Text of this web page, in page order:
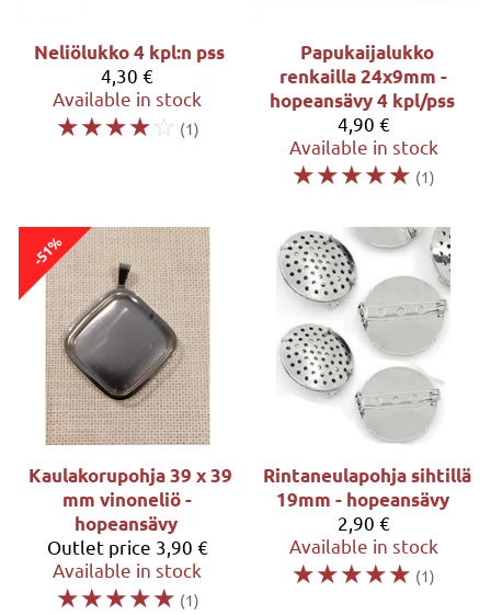
Neliölukko 4 kpl:n pss
4,30 €
Available in stock
☆☆☆☆☆ (1)
Papukaijalukko
renkailla 24x9mm -
hopeansävy 4 kpl/pss
4,90 €
Available in stock
☆☆☆☆☆ (1)
-51%
Kaulakorupohja 39 x 39
mm vinoneliö -
hopeansävy
Outlet price 3,90 €
Available in stock
☆☆☆☆☆ (1)
Rintaneulapohja sihtillä
19mm - hopeansävy
2,90 €
Available in stock
☆☆☆☆☆ (1)